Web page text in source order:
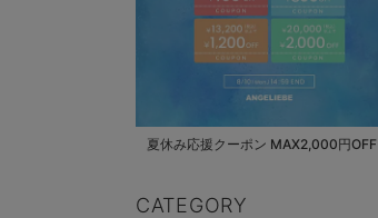
夏休み応援クーポン MAX2,000円OFF
CATEGORY